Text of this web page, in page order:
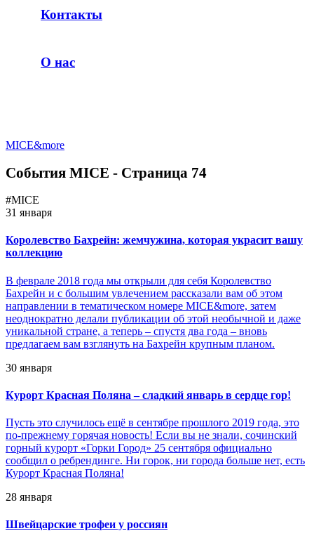
Контакты
О нас
MICE&more
События MICE - Страница 74
#MICE
31 января
Королевство Бахрейн: жемчужина, которая украсит вашу
коллекцию
В феврале 2018 года мы открыли для себя Королевство
Бахрейн и с большим увлечением рассказали вам об этом
направлении в тематическом номере MICE&more, затем
неоднократно делали публикации об этой необычной и даже
уникальной стране, а теперь – спустя два года – вновь
предлагаем вам взглянуть на Бахрейн крупным планом.
30 января
Курорт Красная Поляна – сладкий январь в сердце гор!
Пусть это случилось ещё в сентябре прошлого 2019 года, это
по-прежнему горячая новость! Если вы не знали, сочинский
горный курорт «Горки Город» 25 сентября официально
сообщил о ребрендинге. Ни горок, ни города больше нет, есть
Курорт Красная Поляна!
28 января
Швейцарские трофеи у россиян